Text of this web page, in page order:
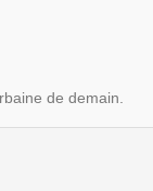
de demain.